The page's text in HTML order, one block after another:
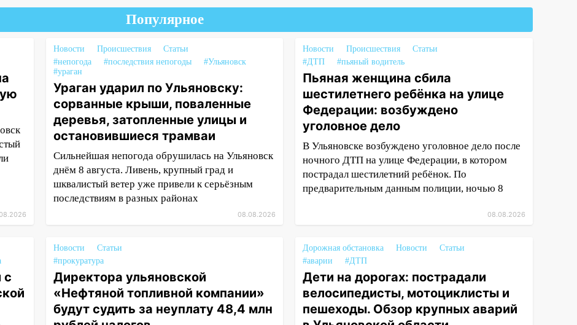
Популярное
Новости Происшествия
Статьи
#непогода
#последствия непогоды
#Ульяновск
#ураган
Ураган ударил по Ульяновску:
сорванные крыши, поваленные
деревья, затопленные улицы и
остановившиеся трамваи
Сильнейшая непогода обрушилась на Ульяновск
днём 8 августа. Ливень, крупный град и
шквалистый ветер уже привели к серьёзным
последствиям в разных районах
08.08.2026
Новости Происшествия
Статьи
#ДТП
#пьяный водитель
Пьяная женщина сбила
шестилетнего ребёнка на улице
Федерации: возбуждено
уголовное дело
В Ульяновске возбуждено уголовное дело после
ночного ДТП на улице Федерации, в котором
пострадал шестилетний ребёнок. По
предварительным данным полиции, ночью 8
08.08.2026
с
Новости
Статьи
#прокуратура
Директора ульяновской
«Нефтяной топливной компании»
будут судить за неуплату 48,4 млн
Дорожная обстановка Новости
Статьи
#аварии
#ДТП
Дети на дорогах: пострадали
велосипедисты, мотоциклисты и
пешеходы. Обзор крупных аварий